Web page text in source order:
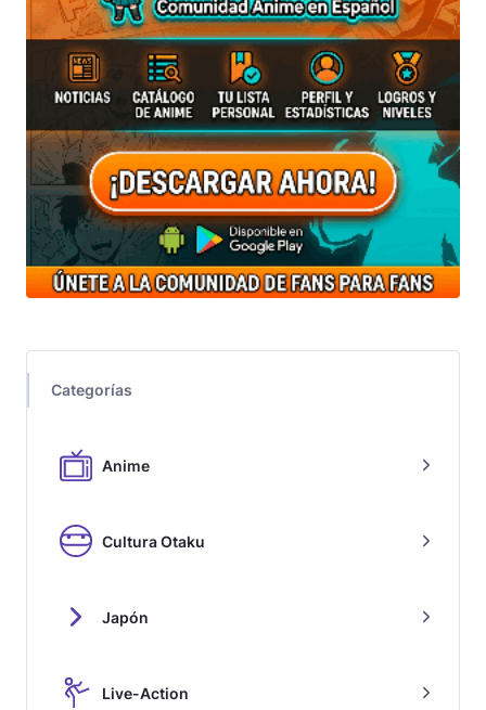
Categorías
Anime
Cultura Otaku
Japón
Live-Action